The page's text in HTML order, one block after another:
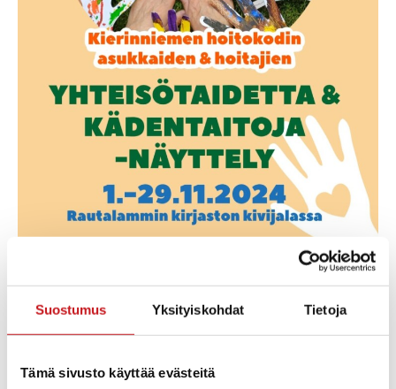
Suostumus Yksityiskohdat Tietoja
Tämä sivusto käyttää evästeitä
Kierinniemen hoitokodin asukkaiden ja hoitajien
iloista ja värikästä yhteisötaidetta ja kädentaitoja, jota
on tarjota hyvän mielen elämys ja ehkä myös uusia
ideoita juuri Sinulle. Tervetuloa!